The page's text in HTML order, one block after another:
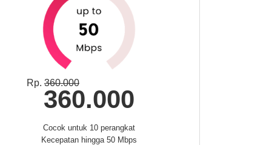
Rp. 360.000
360.000
Cocok untuk 10 perangkat
Kecepatan hingga 50 Mbps